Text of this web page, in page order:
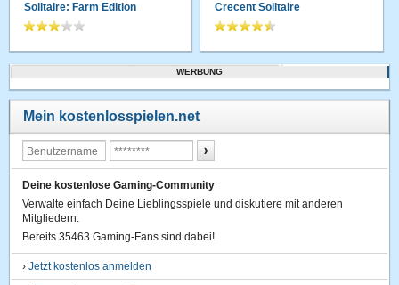
Solitaire: Farm Edition Crecent Solitaire
WERBUNG
Mein kostenlosspielen.net
Deine kostenlose Gaming-Community
Verwalte einfach Deine Lieblingsspiele und diskutiere mit anderen
Mitgliedern.
Bereits 35463 Gaming-Fans sind dabei!
›Jetzt kostenlos anmelden